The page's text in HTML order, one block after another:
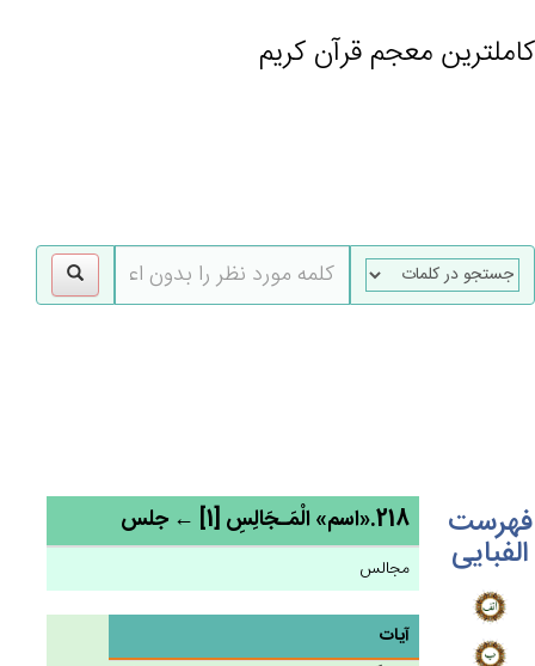
کاملترین معجم قرآن کریم
فهرست
الفبایی
218.«اسم» الْمَـجَالِس‌ِ [1] ← جلس
مجالس
آیات